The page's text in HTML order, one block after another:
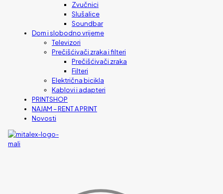
Zvučnici
Slušalice
Soundbar
Dom i slobodno vrijeme
Televizori
Prečišćivači zraka i filteri
Prečišćivači zraka
Filteri
Električna bicikla
Kablovi i adapteri
PRINTSHOP
NAJAM – RENT A PRINT
Novosti